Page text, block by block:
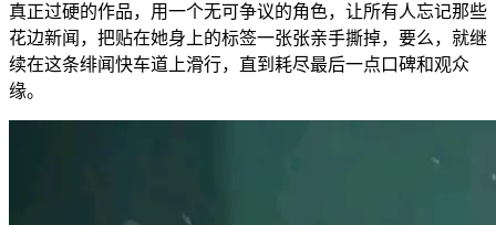
真正过硬的作品，用一个无可争议的角色，让所有人忘记那些
花边新闻，把贴在她身上的标签一张张亲手撕掉，要么，就继
续在这条绯闻快车道上滑行，直到耗尽最后一点口碑和观众
缘。